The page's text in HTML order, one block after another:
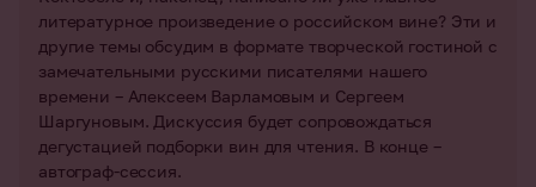
литературное произведение о российском вине? Эти и
другие темы обсудим в формате творческой гостиной с
замечательными русскими писателями нашего
времени – Алексеем Варламовым и Сергеем
Шаргуновым. Дискуссия будет сопровождаться
дегустацией подборки вин для чтения. В конце –
автограф-сессия.